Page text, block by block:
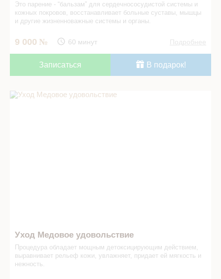
Это парение -­ “бальзам” для сердечно­сосудистой системы и
кожных покровов, восстанавливает больные суставы, мышцы
и другие жизненно­важные системы и органы.
9 000 60 минут Подробнее
Записаться В подарок!
Уход Медовое удовольствие в СПА салоне
Уход Медовое удовольствие
Процедура обладает мощным детоксицирующим действием,
выравнивает рельеф кожи, увлажняет, придает ей мягкость и
нежность.